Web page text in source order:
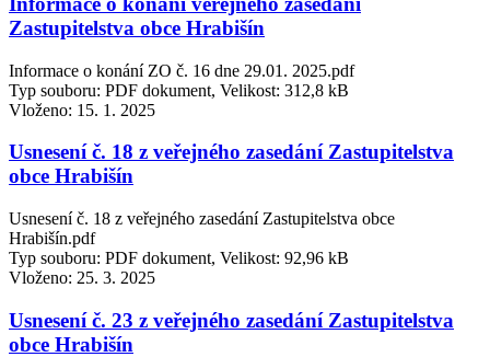
Zastupitelstva obce Hrabišín
Informace o konání ZO č. 16 dne 29.01. 2025.pdf
Typ souboru: PDF dokument, Velikost: 312,8 kB
Vloženo: 15. 1. 2025
Usnesení č. 18 z veřejného zasedání Zastupitelstva
obce Hrabišín
Usnesení č. 18 z veřejného zasedání Zastupitelstva obce
Hrabišín.pdf
Typ souboru: PDF dokument, Velikost: 92,96 kB
Vloženo: 25. 3. 2025
Usnesení č. 23 z veřejného zasedání Zastupitelstva
obce Hrabišín